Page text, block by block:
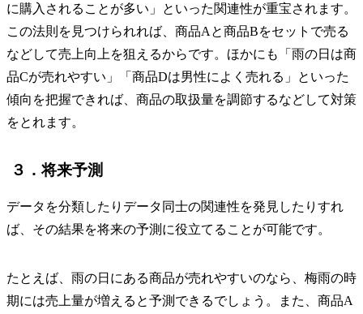
に購入されることが多い」といった関連性が重宝されます。
この法則を見つけられれば、商品Aと商品Bをセットで売る
などして売上向上を狙えるからです。ほかにも「雨の日は商
品Cが売れやすい」「商品Dは男性によく売れる」といった
傾向を把握できれば、商品の取扱量を調節するなどして対策
をとれます。
３．将来予測
データを分類したりデータ同士の関連性を発見したりすれ
ば、その結果を将来の予測に役立てることが可能です。
たとえば、雨の日にある商品が売れやすいのなら、梅雨の時
期には売上量が増えると予測できるでしょう。また、商品A